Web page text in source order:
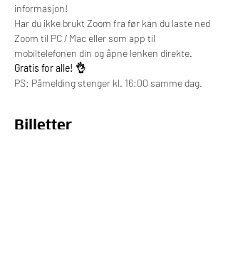
informasjon!
Har du ikke brukt Zoom fra før kan du laste ned
Zoom til PC / Mac eller som app til
mobiltelefonen din og åpne lenken direkte.
Gratis for alle! 👌
PS: Påmelding stenger kl. 16:00 samme dag.
Billetter